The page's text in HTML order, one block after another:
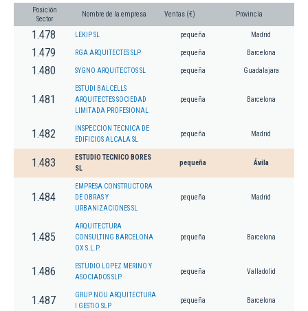
Posición
Sector
Nombre de la empresa Ventas (€) Provincia
1.478 LEKIP SL pequeña Madrid
1.479 RGA ARQUITECTES SLP pequeña Barcelona
1.480 SYGNO ARQUITECTOS SL pequeña Guadalajara
1.481
ESTUDI BALCELLS
ARQUITECTES SOCIEDAD
LIMITADA PROFESIONAL
pequeña Barcelona
1.482
INSPECCION TECNICA DE
EDIFICIOS ALCALA SL
pequeña Madrid
1.483
ESTUDIO TECNICO BORES
SL
pequeña Ávila
1.484
EMPRESA CONSTRUCTORA
DE OBRAS Y
URBANIZACIONES SL
pequeña Madrid
1.485
ARQUITECTURA
CONSULTING BARCELONA
OX S.L.P.
pequeña Barcelona
1.486
ESTUDIO LOPEZ MERINO Y
ASOCIADOS SLP
pequeña Valladolid
1.487
GRUP NOU ARQUITECTURA
I GESTIO SLP
pequeña Barcelona